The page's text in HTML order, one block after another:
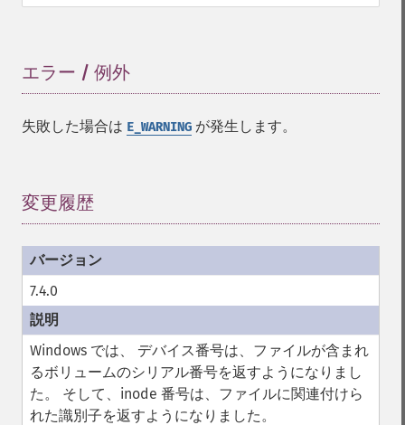
エラー / 例外
失敗した場合は E_WARNING が発生します。
変更履歴
7.4.0
Windows では、 デバイス番号は、ファイルが含まれ
るボリュームのシリアル番号を返すようになりまし
た。 そして、inode 番号は、ファイルに関連付けら
れた識別子を返すようになりました。